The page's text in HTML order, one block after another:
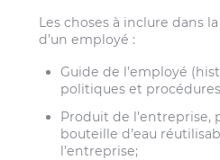
Les choses à inclure dans
d’un employé :
Guide de l’employé
politiques et
Produit de l’entreprise,
bouteille d’eau
l’entreprise;